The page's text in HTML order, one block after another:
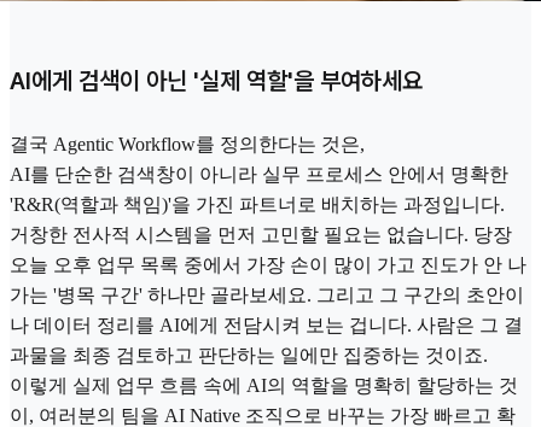
AI에게 검색이 아닌 '실제 역할'을 부여하세요
결국 Agentic Workflow를 정의한다는 것은,
AI를 단순한 검색창이 아니라 실무 프로세스 안에서 명확한
'R&R(역할과 책임)'을 가진 파트너로 배치하는 과정입니다.
거창한 전사적 시스템을 먼저 고민할 필요는 없습니다. 당장
오늘 오후 업무 목록 중에서 가장 손이 많이 가고 진도가 안 나
가는 '병목 구간' 하나만 골라보세요. 그리고 그 구간의 초안이
나 데이터 정리를 AI에게 전담시켜 보는 겁니다. 사람은 그 결
과물을 최종 검토하고 판단하는 일에만 집중하는 것이죠.
이렇게 실제 업무 흐름 속에 AI의 역할을 명확히 할당하는 것
이, 여러분의 팀을 AI Native 조직으로 바꾸는 가장 빠르고 확